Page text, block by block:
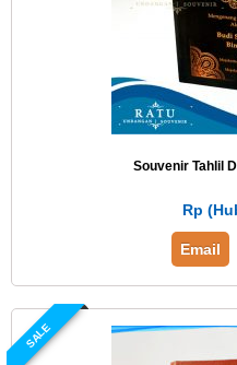
Souvenir Tahlil
Rp
Email
SALE